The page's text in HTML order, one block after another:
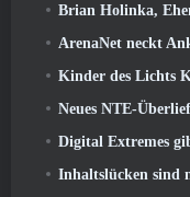
Brian Holinka, Ehemaliger PvP-
ArenaNet neckt
Kinder des Lichts
Neues NTE-Überlieferungsvideo
Digital Extremes gibt
Inhaltslücken sind